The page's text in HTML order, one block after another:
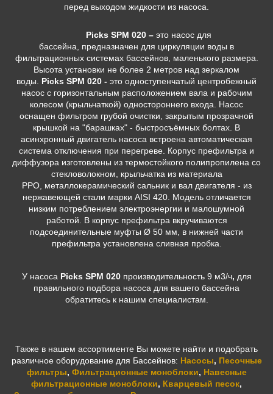
перед выходом жидкости из насоса.
Picks SPM 020 – это насос для
бассейна, предназначен для циркуляции воды в
фильтрационных системах бассейнов, маленького размера.
Высота установки не более 2 метров над зеркалом
воды. Picks SPM 020 - это одноступенчатый центробежный
насос с горизонтальным расположением вала и рабочим
колесом (крыльчаткой) одностороннего входа. Насос
оснащен фильтром грубой очистки, закрытым прозрачной
крышкой на "барашках" - быстросъёмных болтах. В
асинхронный двигатель насоса встроена автоматическая
система отключения при перегреве. Корпус префильтра и
диффузора изготовлены из термостойкого полипропилена со
стекловолокном, крыльчатка из материала
PPO, металлокерамический сальник и вал двигателя - из
нержавеющей стали марки AISI 420. Модель отличается
низким потреблением электроэнергии и малошумной
работой. В корпус префильтра вкручиваются
подсоединительные муфты Ø 50 мм, в нижней части
префильтра установлена сливная пробка.
У насоса Picks SPM 020 производительность 9 м3/ч, для
правильного подбора насоса для вашего бассейна
обратитесь к нашим специалистам.
Также в нашем ассортименте Вы можете найти и подобрать
различное оборудование для Бассейнов: Насосы, Песочные
фильтры, Фильтрационные моноблоки, Навесные
фильтрационные моноблоки, Кварцевый песок,